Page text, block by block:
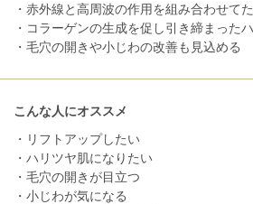
・赤外線と高周波の作用を組み合わせて
・コラーゲンの生成を促し引き締まった
・毛穴の開きや小じわの改善も見込める
こんな人にオススメ
・リフトアップしたい
・ハリツヤ肌になりたい
・毛穴の開きが目立つ
・小じわが気になる